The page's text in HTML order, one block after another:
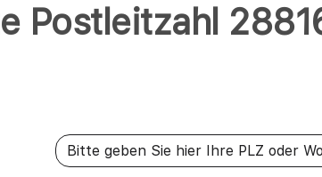
Postleitzahl